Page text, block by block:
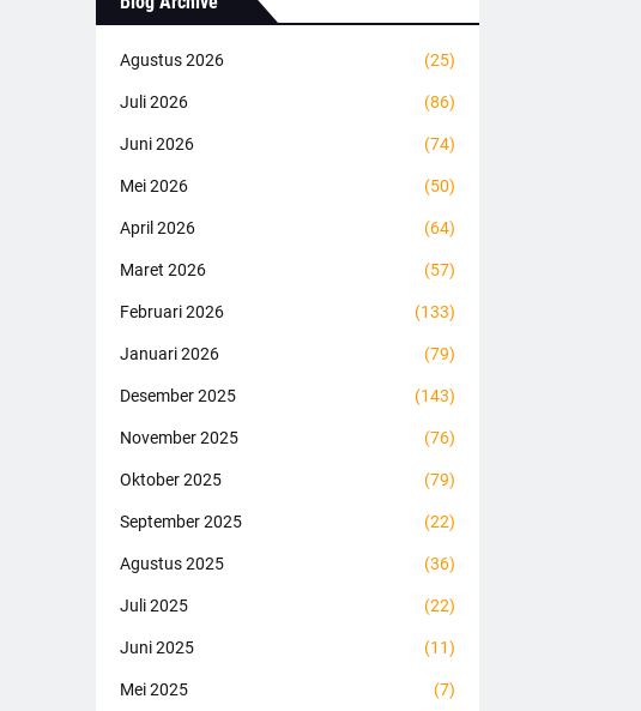
Agustus 2026 (25)
Juli 2026 (86)
Juni 2026 (74)
Mei 2026 (50)
April 2026 (64)
Maret 2026 (57)
Februari 2026 (133)
Januari 2026 (79)
Desember 2025 (143)
November 2025 (76)
Oktober 2025 (79)
September 2025 (22)
Agustus 2025 (36)
Juli 2025 (22)
Juni 2025 (11)
Mei 2025 (7)